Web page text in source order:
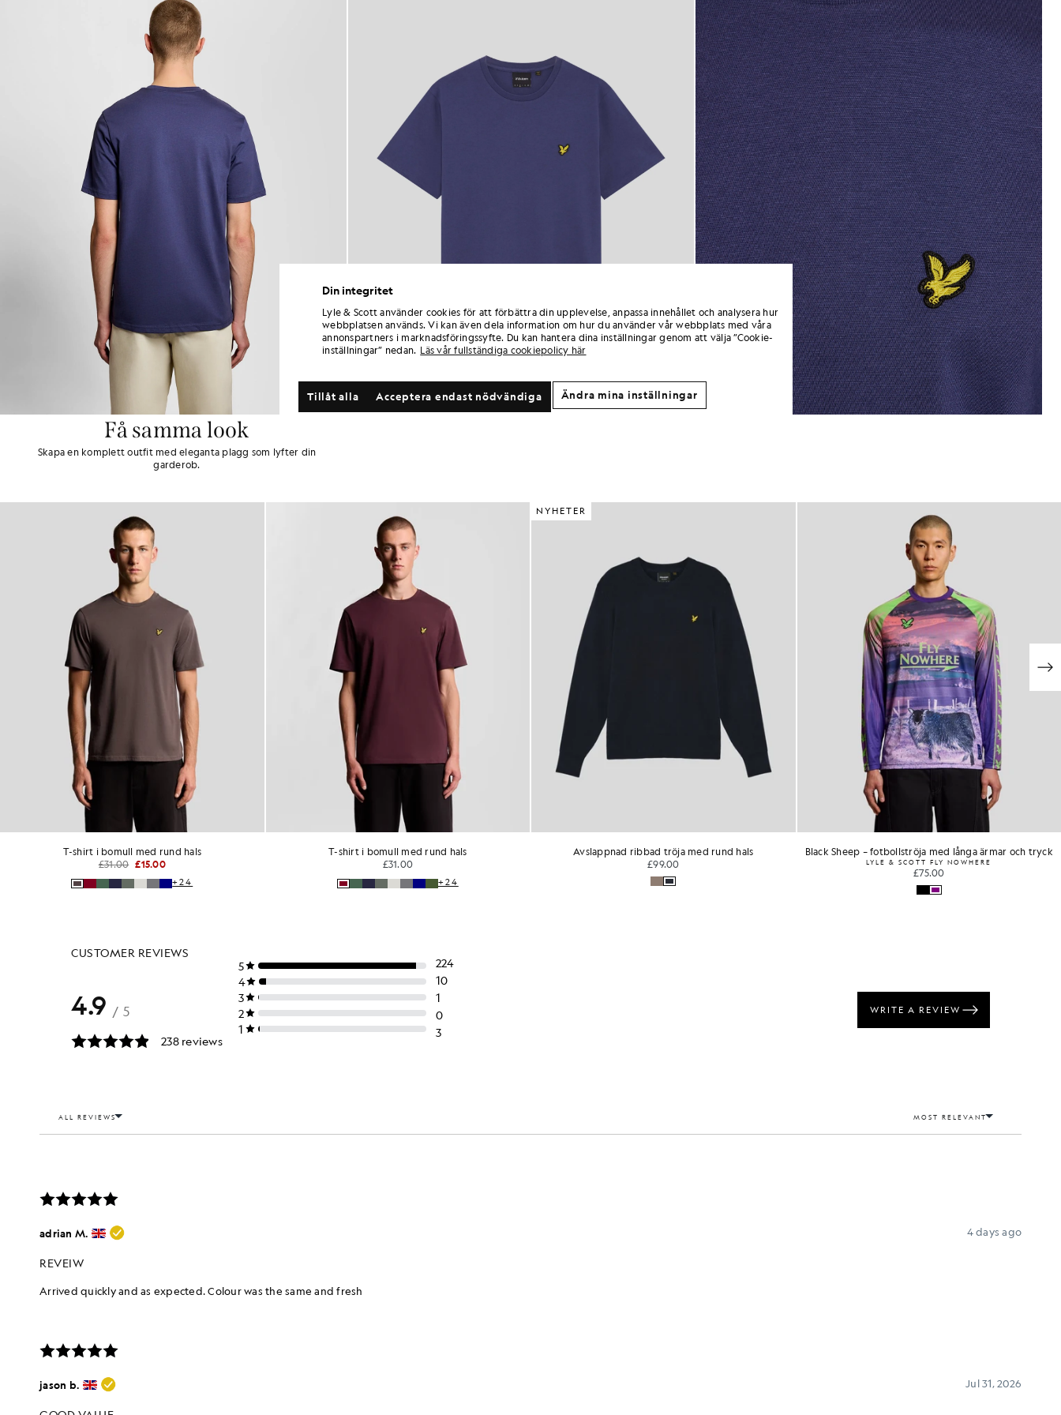
Få samma look
Skapa en komplett outfit med eleganta plagg som lyfter din
garderob.
T-shirt i bomull med rund hals
£31.00
+24
Avslappnad ribbad tröja med rund hals
£99.00
Black Sheep – fotbollströja med långa ärmar och tryck
LYLE & SCOTT FLY NOWHERE
T-shirt i bomull med rund hals
£31.00
Din integritet
Lyle & Scott använder cookies för att förbättra din upplevelse, anpassa innehållet och analysera hur
webbplatsen används. Vi kan även dela information om hur du använder vår webbplats med våra
annonspartners i marknadsföringssyfte. Du kan hantera dina inställningar genom att välja ”Cookie-
inställningar” nedan. Läs vår fullständiga cookiepolicy här
Acceptera endast nödvändiga
Tillåt alla Ändra mina inställningar